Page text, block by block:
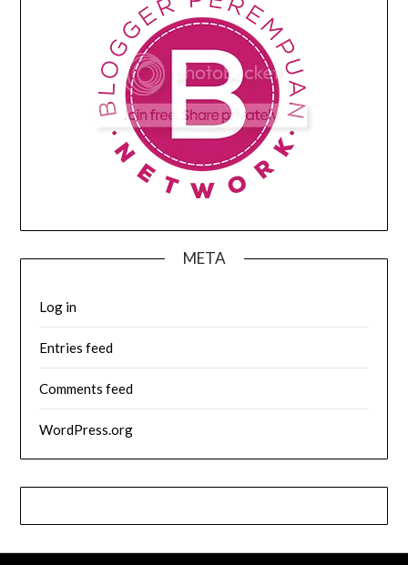
META
Log in
Entries feed
Comments feed
WordPress.org